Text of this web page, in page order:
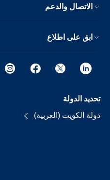
الاتصال والدعم
ابق على اطلاع
تحديد الدولة
دولة الكويت (العربية)